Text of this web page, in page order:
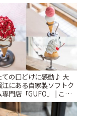
ての口どけに感動♪ 大
江にある自家製ソフトク
専門店「GUFO」 | こと